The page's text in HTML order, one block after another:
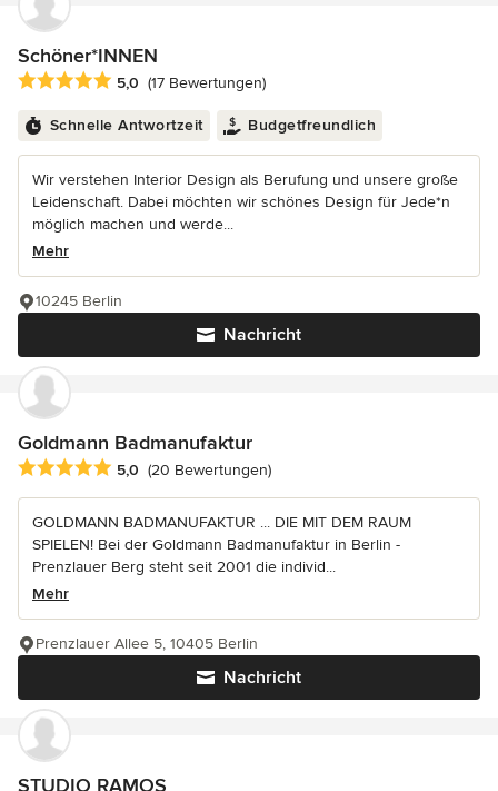
Schöner*INNEN
Durchschnittliche Bewertung: 5 von 5 Sternen
5,0 (17 Bewertungen)
Schnelle Antwortzeit Budgetfreundlich
Wir verstehen Interior Design als Berufung und unsere große
Leidenschaft. Dabei möchten wir schönes Design für Jede*n
möglich machen und werde...
Mehr
Nachricht
10245 Berlin
Goldmann Badmanufaktur
Durchschnittliche Bewertung: 5 von 5 Sternen
5,0 (20 Bewertungen)
GOLDMANN BADMANUFAKTUR ... DIE MIT DEM RAUM
SPIELEN! Bei der Goldmann Badmanufaktur in Berlin -
Prenzlauer Berg steht seit 2001 die individ...
Mehr
Nachricht
Prenzlauer Allee 5, 10405 Berlin
STUDIO RAMOS